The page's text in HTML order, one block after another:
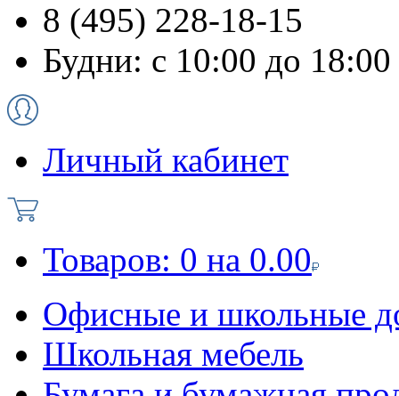
8 (495) 228-18-15
Будни: с 10:00 до 18:00
Личный кабинет
Товаров: 0 на 0.00
Офисные и школьные
Школьная мебель